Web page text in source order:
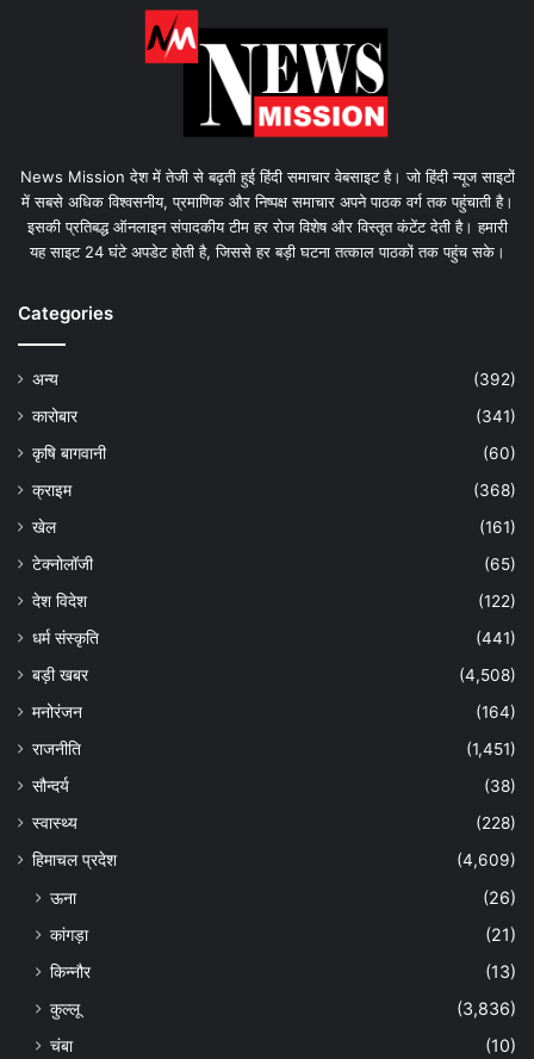
News Mission देश में तेजी से बढ़ती हुई हिंदी समाचार वेबसाइट है। जो हिंदी न्यूज साइटों
में सबसे अधिक विश्वसनीय, प्रमाणिक और निष्पक्ष समाचार अपने पाठक वर्ग तक पहुंचाती है।
इसकी प्रतिबद्ध ऑनलाइन संपादकीय टीम हर रोज विशेष और विस्तृत कंटेंट देती है। हमारी
यह साइट 24 घंटे अपडेट होती है, जिससे हर बड़ी घटना तत्काल पाठकों तक पहुंच सके।
Categories
अन्य
(392)
कारोबार
(341)
कृषि बागवानी
(60)
क्राइम
(368)
खेल
(161)
टेक्नोलॉजी
(65)
देश विदेश
(122)
धर्म संस्कृति
(441)
बड़ी खबर
(4,508)
मनोरंजन
(164)
राजनीति
(1,451)
सौन्दर्य
(38)
स्वास्थ्य
(228)
हिमाचल प्रदेश
(4,609)
ऊना
(26)
कांगड़ा
(21)
किन्नौर
(13)
कुल्लू
(3,836)
चंबा
(10)